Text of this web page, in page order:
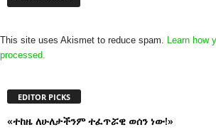
This site uses Akismet to reduce spam. Learn how
processed.
EDITOR PICKS
«ተከዜ ለሁለታችንም ተፈጥሯዊ ወሰን ነው!»